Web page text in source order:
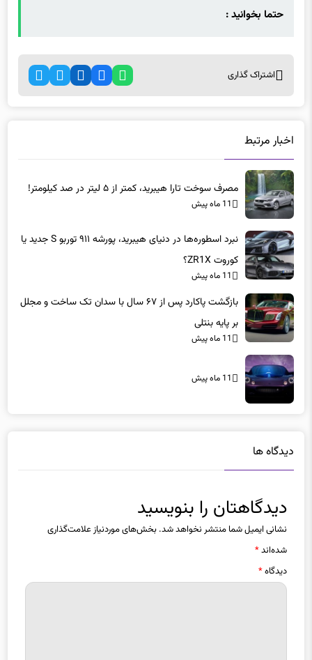
حتما بخوانید :
اشتراک گذاری
اخبار مرتبط
مصرف سوخت تارا هیبرید، کمتر از ۵ لیتر در صد کیلومتر!
11 ماه پیش
نبرد اسطوره‌ها در دنیای هیبرید، پورشه ۹۱۱ توربو S جدید یا
کوروت ZR1X؟
11 ماه پیش
بازگشت پاکارد پس از ۶۷ سال با سدان تک ساخت و مجلل
بر پایه بنتلی
11 ماه پیش
11 ماه پیش
دیدگاه ها
دیدگاهتان را بنویسید
نشانی ایمیل شما منتشر نخواهد شد. بخش‌های موردنیاز علامت‌گذاری
شده‌اند*
دیدگاه*